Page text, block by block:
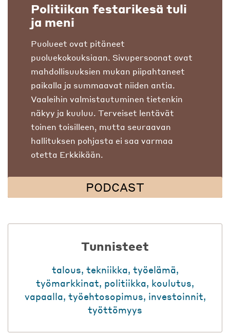
Politiikan festarikesä tuli
ja meni
Puolueet ovat pitäneet
puoluekokouksiaan. Sivupersoonat ovat
mahdollisuuksien mukan piipahtaneet
paikalla ja summaavat niiden antia.
Vaaleihin valmistautuminen tietenkin
näkyy ja kuuluu. Terveiset lentävät
toinen toisilleen, mutta seuraavan
hallituksen pohjasta ei saa varmaa
otetta Erkkikään.
PODCAST
Tunnisteet
talous, tekniikka, työelämä,
työmarkkinat, politiikka, koulutus,
vapaalla, työehtosopimus, investoinnit,
työttömyys